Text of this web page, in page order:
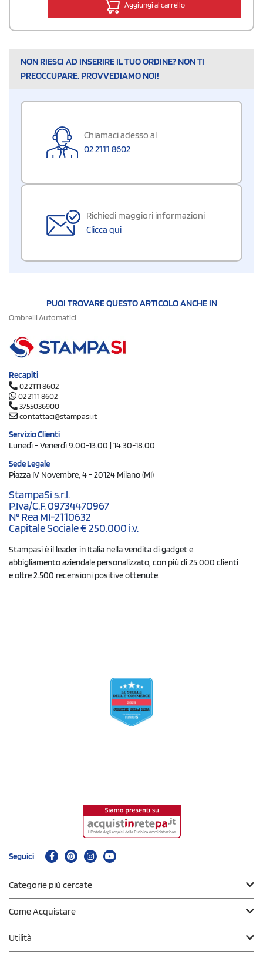
Aggiungi al carrello
NON RIESCI AD INSERIRE IL TUO ORDINE? NON TI
PREOCCUPARE, PROVVEDIAMO NOI!
Chiamaci adesso al
02 2111 8602
Richiedi maggiori informazioni
Clicca qui
PUOI TROVARE QUESTO ARTICOLO ANCHE IN
Ombrelli Automatici
Recapiti
02 2111 8602
02 2111 8602
3755036900
contattaci@stampasi.it
Servizio Clienti
Lunedì - Venerdì 9.00-13.00 | 14.30-18.00
Sede Legale
Piazza IV Novembre, 4 - 20124 Milano (MI)
StampaSi s.r.l.
P.Iva/C.F. 09734470967
N° Rea MI-2110632
Capitale Sociale € 250.000 i.v.
Stampasi è il leader in Italia nella vendita di gadget e
abbigliamento aziendale personalizzato, con più di 25.000 clienti
e oltre 2.500 recensioni positive ottenute.
Seguici
Categorie più cercate
Come Acquistare
Utilità